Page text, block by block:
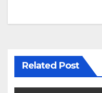
Related Post